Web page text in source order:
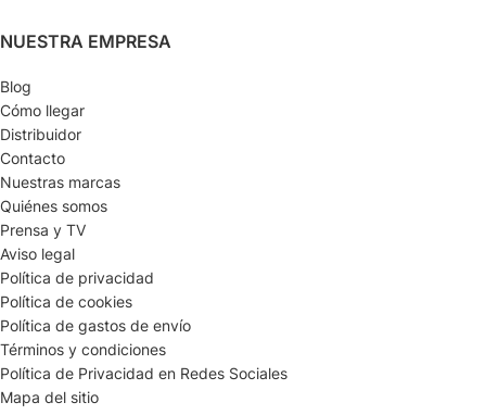
NUESTRA EMPRESA
Blog
Cómo llegar
Distribuidor
Contacto
Nuestras marcas
Quiénes somos
Prensa y TV
Aviso legal
Política de privacidad
Política de cookies
Política de gastos de envío
Términos y condiciones
Política de Privacidad en Redes Sociales
Mapa del sitio